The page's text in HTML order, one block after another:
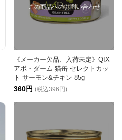
この商品へのお問い合わせ
《メーカー欠品、入荷未定》QIX
アボ・ダーム 猫缶 セレクトカッ
ト サーモン&チキン 85g
360円 (税込396円)